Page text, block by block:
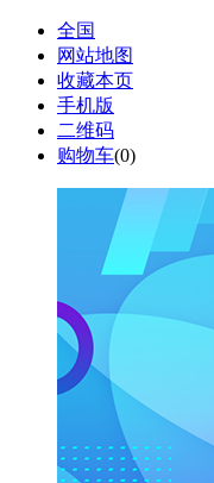
全国
网站地图
收藏本页
手机版
二维码
购物车(0)